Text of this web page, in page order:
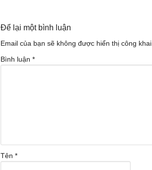
Để lại một bình luận
Email của bạn sẽ không được hiển thị công khai.
Bình luận *
Tên *